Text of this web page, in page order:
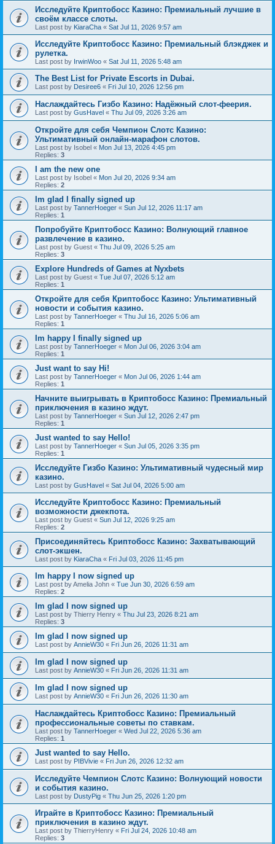
Исследуйте Криптобосс Казино: Премиальный лучшие в
своём классе слоты.
Last post by KiaraCha « Sat Jul 11, 2026 9:57 am
Исследуйте Криптобосс Казино: Премиальный блэкджек и
рулетка.
Last post by IrwinWoo « Sat Jul 11, 2026 5:48 am
The Best List for Private Escorts in Dubai.
Last post by Desiree6 « Fri Jul 10, 2026 12:56 pm
Наслаждайтесь Гизбо Казино: Надёжный слот-феерия.
Last post by GusHavel « Thu Jul 09, 2026 3:26 am
Откройте для себя Чемпион Слотс Казино:
Ультимативный онлайн-марафон слотов.
Last post by Isobel « Mon Jul 13, 2026 4:45 pm
Replies: 3
I am the new one
Last post by Isobel « Mon Jul 20, 2026 9:34 am
Replies: 2
Im glad I finally signed up
Last post by TannerHoeger « Sun Jul 12, 2026 11:17 am
Replies: 1
Попробуйте Криптобосс Казино: Волнующий главное
развлечение в казино.
Last post by Guest « Thu Jul 09, 2026 5:25 am
Replies: 3
Explore Hundreds of Games at Nyxbets
Last post by Guest « Tue Jul 07, 2026 5:12 am
Replies: 1
Откройте для себя Криптобосс Казино: Ультимативный
новости и события казино.
Last post by TannerHoeger « Thu Jul 16, 2026 5:06 am
Replies: 1
Im happy I finally signed up
Last post by TannerHoeger « Mon Jul 06, 2026 3:04 am
Replies: 1
Just want to say Hi!
Last post by TannerHoeger « Mon Jul 06, 2026 1:44 am
Replies: 1
Начните выигрывать в Криптобосс Казино: Премиальный
приключения в казино ждут.
Last post by TannerHoeger « Sun Jul 12, 2026 2:47 pm
Replies: 1
Just wanted to say Hello!
Last post by TannerHoeger « Sun Jul 05, 2026 3:35 pm
Replies: 1
Исследуйте Гизбо Казино: Ультимативный чудесный мир
казино.
Last post by GusHavel « Sat Jul 04, 2026 5:00 am
Исследуйте Криптобосс Казино: Премиальный
возможности джекпота.
Last post by Guest « Sun Jul 12, 2026 9:25 am
Replies: 2
Присоединяйтесь Криптобосс Казино: Захватывающий
слот-экшен.
Last post by KiaraCha « Fri Jul 03, 2026 11:45 pm
Im happy I now signed up
Last post byAmelia John « Tue Jun 30, 2026 6:59 am
Replies: 2
Im glad I now signed up
Last post by Thierry Henry « Thu Jul 23, 2026 8:21 am
Replies: 3
Im glad I now signed up
Last post by AnnieW30 « Fri Jun 26, 2026 11:31 am
Im glad I now signed up
Last post by AnnieW30 « Fri Jun 26, 2026 11:31 am
Im glad I now signed up
Last post by AnnieW30 « Fri Jun 26, 2026 11:30 am
Наслаждайтесь Криптобосс Казино: Премиальный
профессиональные советы по ставкам.
Last post by TannerHoeger « Wed Jul 22, 2026 5:36 am
Replies: 1
Just wanted to say Hello.
Last post by PIBVivie « Fri Jun 26, 2026 12:32 am
Исследуйте Чемпион Слотс Казино: Волнующий новости
и события казино.
Last post by DustyPig « Thu Jun 25, 2026 1:20 pm
Играйте в Криптобосс Казино: Премиальный
приключения в казино ждут.
Last post by ThierryHenry « Fri Jul 24, 2026 10:48 am
Replies: 3